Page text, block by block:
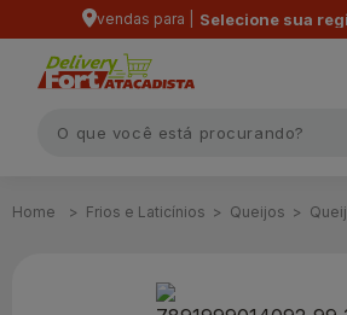
vendas para | Selecione sua
Frios e Laticínios Queijos